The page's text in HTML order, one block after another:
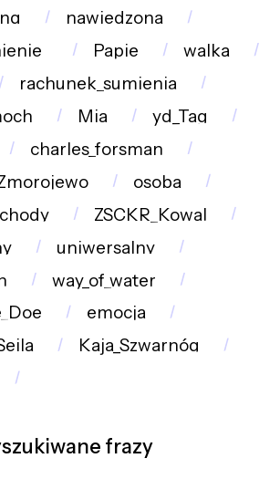
nawiedzona
Papie
walka
rachunek_sumienia
Mia
yd_Tag
charles_forsman
osoba
ZSCKR_Kowal
uniwersalny
way_of_water
emocja
Kaja_Szwarnóg
frazy